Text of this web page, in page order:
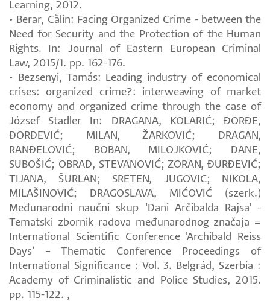
Learning, 2012.
• Berar, Călin: Facing Organized Crime - between the
Need for Security and the Protection of the Human
Rights. In: Journal of Eastern European Criminal
Law, 2015/1. pp. 162-176.
• Bezsenyi, Tamás: Leading industry of economical
crises: organized crime?: interweaving of market
economy and organized crime through the case of
József Stadler In: DRAGANA, KOLARIĆ; ĐORĐE,
ĐORĐEVIĆ; MILAN, ŽARKOVIĆ; DRAGAN,
RANĐELOVIĆ; BOBAN, MILOJKOVIĆ; DANE,
SUBOŠIĆ; OBRAD, STEVANOVIĆ; ZORAN, ĐURĐEVIĆ;
TIJANA, ŠURLAN; SRETEN, JUGOVIC; NIKOLA,
MILAŠINOVIĆ; DRAGOSLAVA, MIĆOVIĆ (szerk.)
Međunarodni naučni skup 'Dani Arčibalda Rajsa' -
Tematski zbornik radova međunarodnog značaja =
International Scientific Conference 'Archibald Reiss
Days' – Thematic Conference Proceedings of
International Significance : Vol. 3. Belgrád, Szerbia :
Academy of Criminalistic and Police Studies, 2015.
pp. 115-122. ,